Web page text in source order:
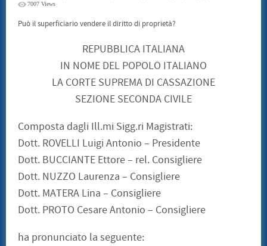
CONVEGNO 22 LUGLIO 2011
7007 Views
Può il superficiario vendere il diritto di proprietà?
REPUBBLICA ITALIANA
IN NOME DEL POPOLO ITALIANO
LA CORTE SUPREMA DI CASSAZIONE
SEZIONE SECONDA CIVILE
Composta dagli Ill.mi Sigg.ri Magistrati:
Dott. ROVELLI Luigi Antonio – Presidente
Dott. BUCCIANTE Ettore – rel. Consigliere
Dott. NUZZO Laurenza – Consigliere
Dott. MATERA Lina – Consigliere
Dott. PROTO Cesare Antonio – Consigliere
ha pronunciato la seguente: